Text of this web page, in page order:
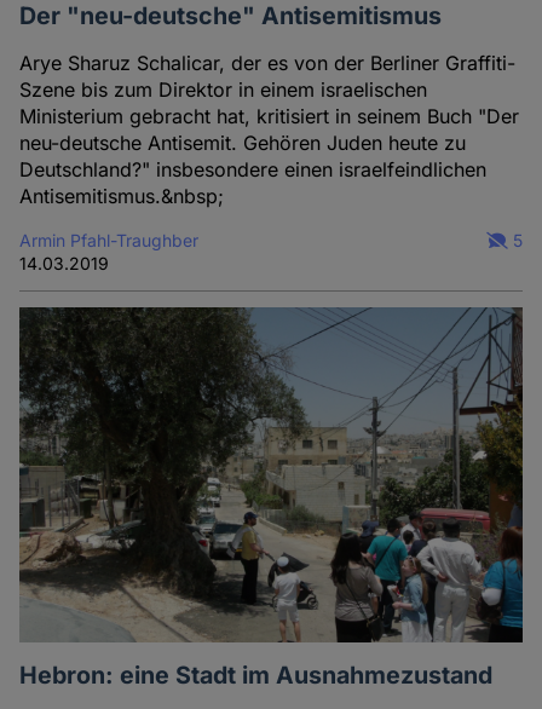
Der "neu-deutsche" Antisemitismus
Arye Sharuz Schalicar, der es von der Berliner Graffiti-
Szene bis zum Direktor in einem israelischen
Ministerium gebracht hat, kritisiert in seinem Buch "Der
neu-deutsche Antisemit. Gehören Juden heute zu
Deutschland?" insbesondere einen israelfeindlichen
Antisemitismus.&nbsp;
Armin Pfahl-Traughber
14.03.2019
5
Hebron: eine Stadt im Ausnahmezustand